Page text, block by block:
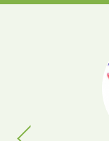
Previous